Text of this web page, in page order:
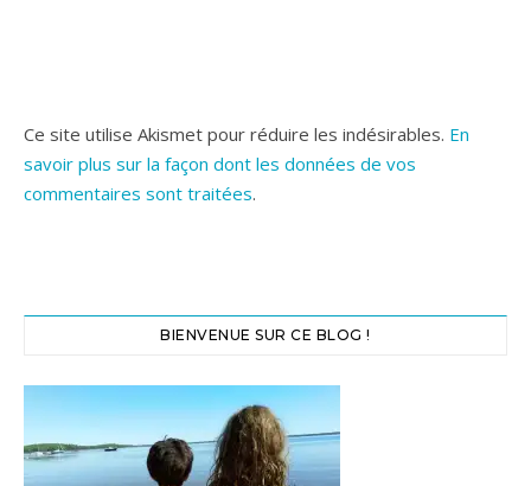
Ce site utilise Akismet pour réduire les indésirables. En
savoir plus sur la façon dont les données de vos
commentaires sont traitées.
BIENVENUE SUR CE BLOG !